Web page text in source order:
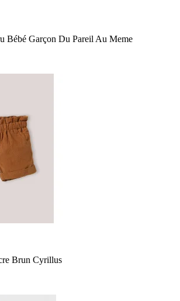
Bébé Garçon Du Pareil Au Meme
Brun Cyrillus